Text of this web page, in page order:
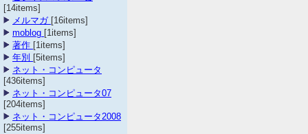
[14items]
メルマガ [16items]
moblog [1items]
著作 [1items]
年別 [5items]
ネット・コンピュータ
[436items]
ネット・コンピュータ07
[204items]
ネット・コンピュータ2008
[255items]